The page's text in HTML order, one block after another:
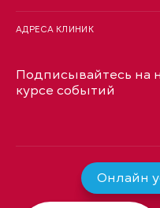
АДРЕСА КЛИНИК
Подписывайтесь на
курсе событий
Онлайн